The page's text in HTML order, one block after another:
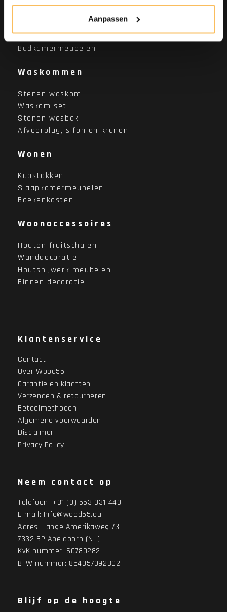
Aanpassen
Teak badkamermeubelen
Badkamersets
Badkamermeubelen
Waskommen
Stenen waskom
Waskom set
Stenen wasbak
Afvoerplug, sifon en kranen
Wonen
Kapstokken
Slaapkamermeubelen
Boekenkasten
Woonaccessoires
Houten fruitschalen
Wanddecoratie
Houtsnijwerk meubelen
Binnen decoratie
Klantenservice
Contact
Over Wood55
Garantie en klachten
Verzenden & retourneren
Betaalmethoden
Algemene voorwaarden
Disclaimer
Privacy Policy
Neem contact op
Telefoon: +31 (0) 553 031 440
E-mail: Info@wood55.eu
Adres: Lange Amerikaweg 73
7332 BP Apeldoorn (NL)
KvK nummer: 60780282
BTW nummer: 854057092B02
Blijf op de hoogte